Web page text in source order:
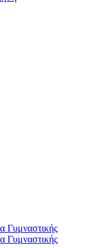
Γυμναστικής
Γυμναστικής